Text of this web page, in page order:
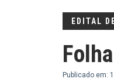
EDITAL
Publicado em: